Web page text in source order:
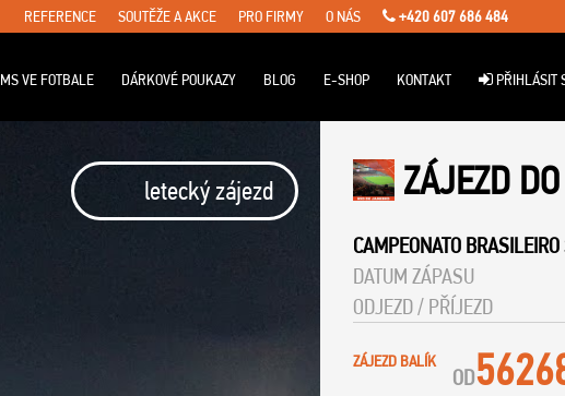
REFERENCE SOUTĚŽE A AKCE PRO FIRMY O NÁS +420 607 686 484
MS VE FOTBALE DÁRKOVÉ POUKAZY BLOG E-SHOP KONTAKT PŘIHLÁSIT
letecký zájezd ZÁJEZD
CAMPEONATO
DATUM ZÁPASU
ODJEZD / PŘÍJEZD
ZÁJEZD BALÍK
OD